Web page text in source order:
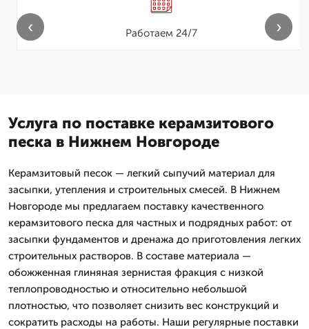
Работаем 24/7
‹ ›
Услуга по поставке керамзитового
песка в Нижнем Новгороде
Керамзитовый песок — легкий сыпучий материал для
засыпки, утепления и строительных смесей. В Нижнем
Новгороде мы предлагаем поставку качественного
керамзитового песка для частных и подрядных работ: от
засыпки фундаментов и дренажа до приготовления легких
строительных растворов. В составе материала —
обожженная глиняная зернистая фракция с низкой
теплопроводностью и относительно небольшой
плотностью, что позволяет снизить вес конструкций и
сократить расходы на работы. Наши регулярные поставки